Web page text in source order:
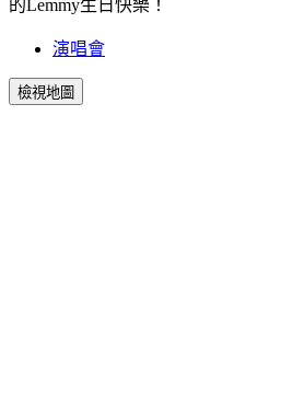
的Lemmy生日快樂！
演唱會
檢視地圖